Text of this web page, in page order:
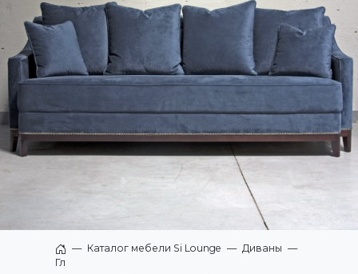
Главная
— Каталог мебели Si Lounge — Диваны —